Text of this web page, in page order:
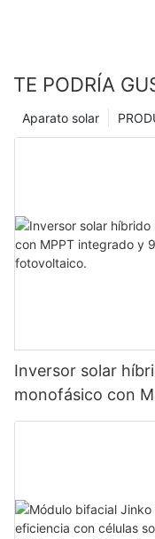
TE PODRÍA
Aparato solar
Inversor solar
monofásico con
en paralelo para